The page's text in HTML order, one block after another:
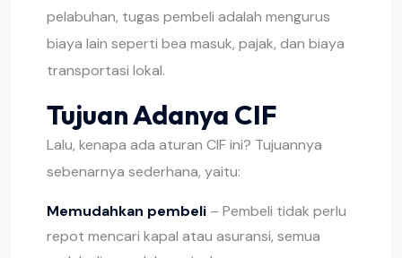
pelabuhan, tugas pembeli adalah mengurus
biaya lain seperti bea masuk, pajak, dan biaya
transportasi lokal.
Tujuan Adanya CIF
Lalu, kenapa ada aturan CIF ini? Tujuannya
sebenarnya sederhana, yaitu:
Memudahkan pembeli – Pembeli tidak perlu
repot mencari kapal atau asuransi, semua